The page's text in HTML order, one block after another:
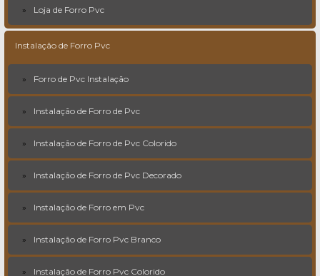
Loja de Forro Pvc
Instalação de Forro Pvc
Forro de Pvc Instalação
Instalação de Forro de Pvc
Instalação de Forro de Pvc Colorido
Instalação de Forro de Pvc Decorado
Instalação de Forro em Pvc
Instalação de Forro Pvc Branco
Instalação de Forro Pvc Colorido